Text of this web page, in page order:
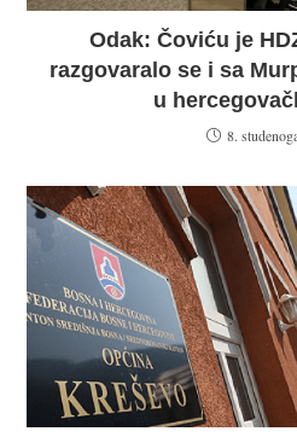
Odak: Čoviću je
razgovaralo se i sa
u
8.